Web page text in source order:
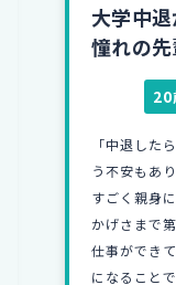
大学中
憧れの
20
「中退した
う不安もあ
すごく親身
かげさまで
仕事ができ
になることで